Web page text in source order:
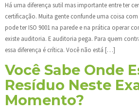
Há uma diferença sutil mas importante entre ter
certificação. Muita gente confunde uma coisa
pode ter ISO 9001 na parede e na prática operar
existe auditoria. E auditoria pega. Para quem
essa diferença é crítica. Você não está […]
Você Sabe Onde
Resíduo Neste
Momento?